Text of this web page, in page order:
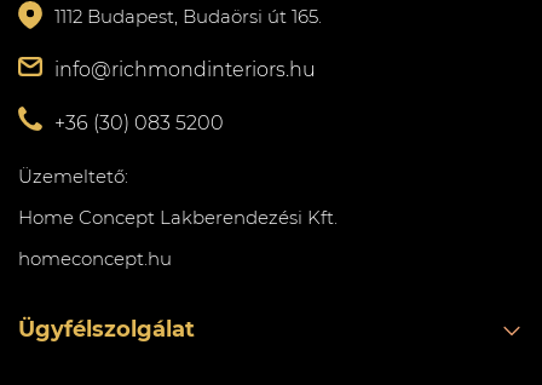
1112 Budapest, Budaörsi út 165.
info@richmondinteriors.hu
+36 (30) 083 5200
Üzemeltető:
Home Concept Lakberendezési Kft.
homeconcept.hu
Ügyfélszolgálat